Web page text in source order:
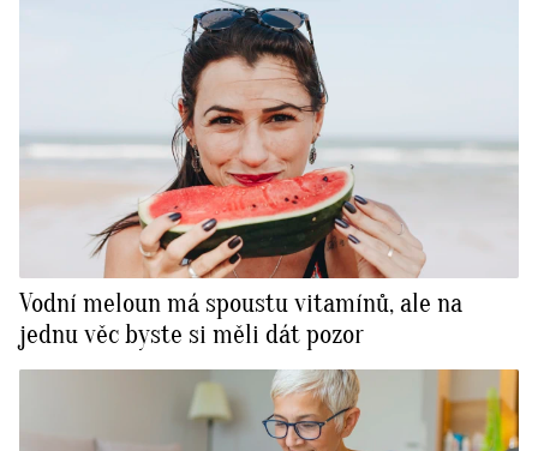
Vodní meloun má spoustu vitamínů, ale na
jednu věc byste si měli dát pozor